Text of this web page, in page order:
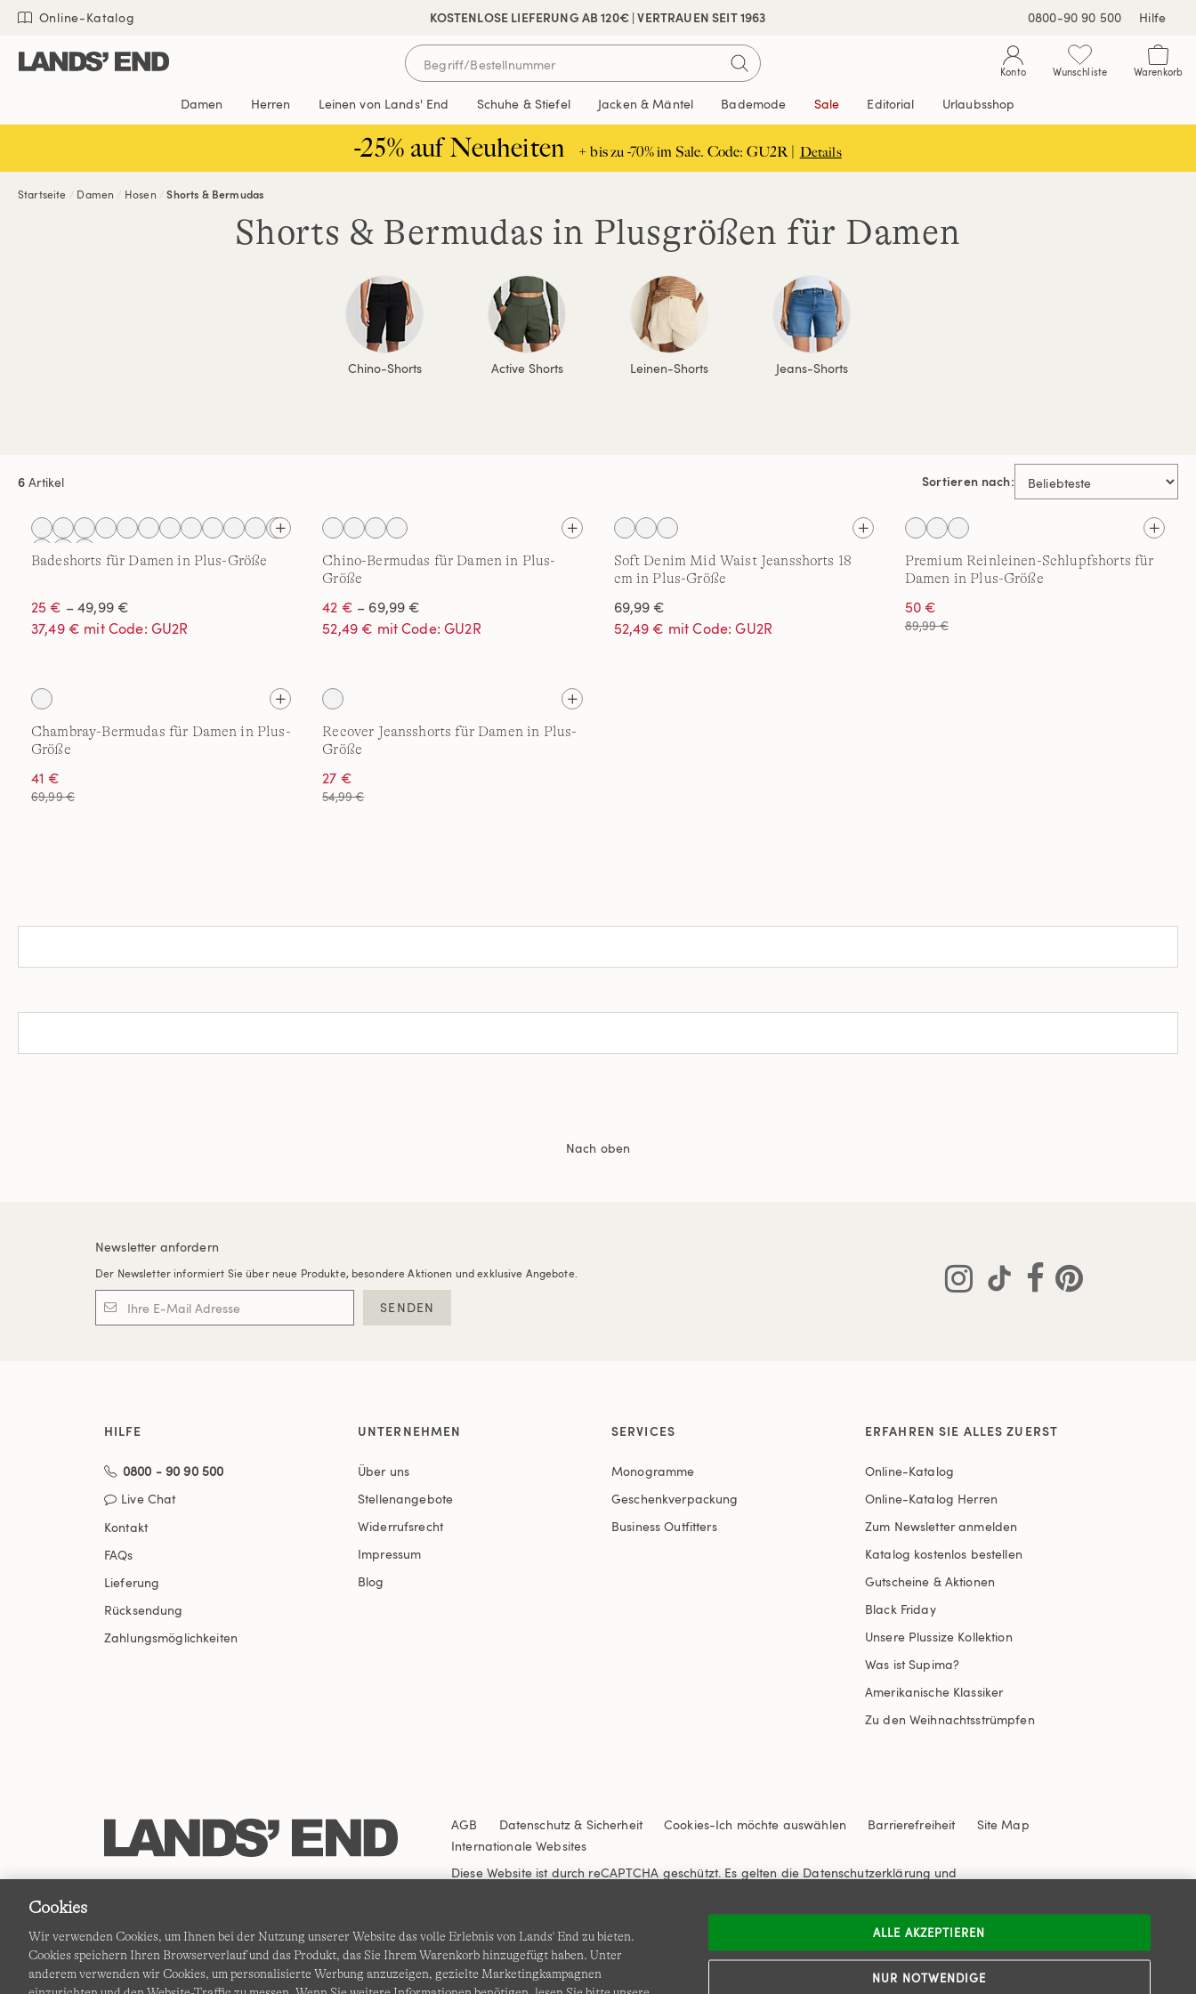
Direkt
Inhalt
Direkt
Navigation
Direkt
Suche
KOSTENLOSE LIEFERUNG AB 120€ | VERTRAUEN SEIT 1963
🔒 SICHER BEZAHLEN
Online-Katalog 0800-90 90 500 Hilfe
Konto Wunschliste Warenkorb
Damen Herren Leinen von Lands' End Schuhe & Stiefel Jacken & Mäntel Bademode Sale Editorial Urlaubsshop
-25% auf Neuheiten + bis zu -70% im Sale. Code: GU2R | Details
Startseite Damen Hosen Shorts & Bermudas
Shorts & Bermudas in Plusgrößen für Damen
Chino-Shorts Active Shorts Leinen-Shorts Jeans-Shorts
6 Artikel Sortieren nach:
Badeshorts für Damen in Plus-Größe
25 € – 49,99 €
37,49 € mit Code: GU2R
Chino-Bermudas für Damen in Plus-
Größe
42 € – 69,99 €
52,49 € mit Code: GU2R
Soft Denim Mid Waist Jeansshorts 18
cm in Plus-Größe
69,99 €
52,49 € mit Code: GU2R
Premium Reinleinen-Schlupfshorts für
Damen in Plus-Größe
50 €
89,99 €
Chambray-Bermudas für Damen in Plus-
Größe
41 €
69,99 €
Recover Jeansshorts für Damen in Plus-
Größe
27 €
54,99 €
Nach oben
Newsletter anfordern
Der Newsletter informiert Sie über neue Produkte, besondere Aktionen und exklusive Angebote.
SENDEN
HILFE
0800 - 90 90 500
Live Chat
Kontakt
FAQs
Lieferung
Rücksendung
Zahlungsmöglichkeiten
UNTERNEHMEN
Über uns
Stellenangebote
Widerrufsrecht
Impressum
Blog
SERVICES
Monogramme
Geschenkverpackung
Business Outfitters
ERFAHREN SIE ALLES ZUERST
Online-Katalog
Online-Katalog Herren
Zum Newsletter anmelden
Katalog kostenlos bestellen
Gutscheine & Aktionen
Black Friday
Unsere Plussize Kollektion
Was ist Supima?
Amerikanische Klassiker
Zu den Weihnachtsstrümpfen
AGB Datenschutz & Sicherheit Cookies-Ich möchte auswählen Barrierefreiheit
Site Map
Internationale Websites
Diese Website ist durch reCAPTCHA geschützt. Es gelten die Datenschutzerklärung und
Cookies
Wir verwenden Cookies, um Ihnen bei der Nutzung unserer Website das volle Erlebnis von Lands' End zu bieten.
Cookies speichern Ihren Browserverlauf und das Produkt, das Sie Ihrem Warenkorb hinzugefügt haben. Unter
anderem verwenden wir Cookies, um personalisierte Werbung anzuzeigen, gezielte Marketingkampagnen
NUR NOTWENDIGE
ALLE AKZEPTIEREN